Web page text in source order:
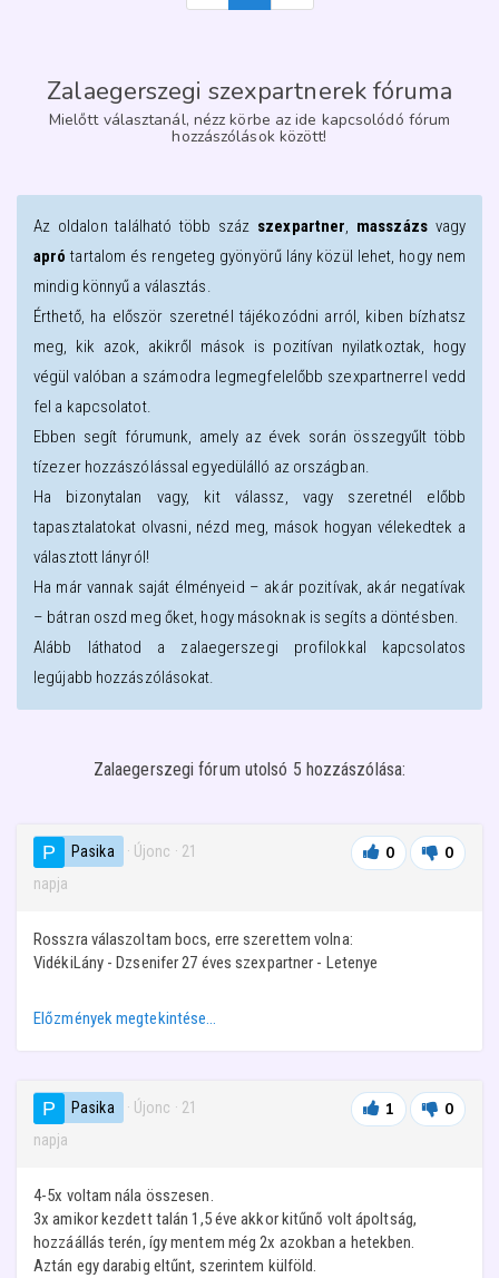
Zalaegerszegi szexpartnerek fóruma
Mielőtt választanál, nézz körbe az ide kapcsolódó fórum
hozzászólások között!
Az oldalon található több száz szexpartner, masszázsvagy
apró tartalom és rengeteg gyönyörű lány közül lehet, hogy nem
mindig könnyű a választás.
Érthető, ha először szeretnél tájékozódni arról, kiben bízhatsz
meg, kik azok, akikről mások is pozitívan nyilatkoztak, hogy
végül valóban a számodra legmegfelelőbb szexpartnerrel vedd
fel a kapcsolatot.
Ebben segít fórumunk, amely az évek során összegyűlt több
tízezer hozzászólással egyedülálló az országban.
Ha bizonytalan vagy, kit válassz, vagy szeretnél előbb
tapasztalatokat olvasni, nézd meg, mások hogyan vélekedtek a
választott lányról!
Ha már vannak saját élményeid – akár pozitívak, akár negatívak
– bátran oszd meg őket, hogy másoknak is segíts a döntésben.
Alább láthatod a zalaegerszegi profilokkal kapcsolatos
legújabb hozzászólásokat.
Zalaegerszegi fórum utolsó 5 hozzászólása:
Pasika · Újonc · 21
napja
0 0
Rosszra válaszoltam bocs, erre szerettem volna:
VidékiLány - Dzsenifer 27 éves szexpartner - Letenye
Előzmények megtekintése…
Pasika · Újonc · 21
napja
1 0
4-5x voltam nála összesen.
3x amikor kezdett talán 1,5 éve akkor kitűnő volt ápoltság,
hozzáállás terén, így mentem még 2x azokban a hetekben.
Aztán egy darabig eltűnt, szerintem külföld.